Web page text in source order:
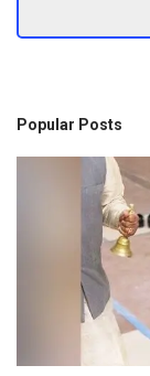
Popular Posts